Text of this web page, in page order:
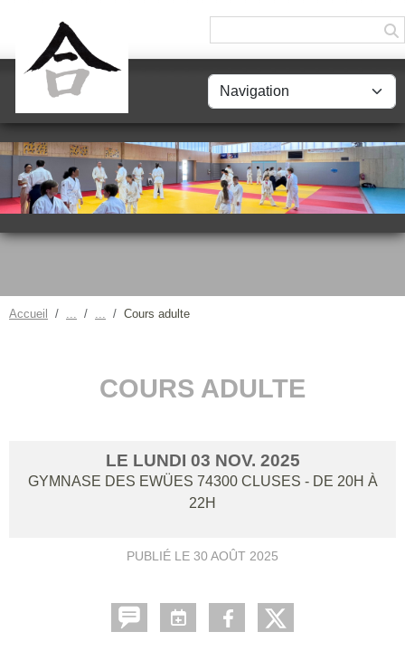
Accueil Cours adulte
COURS ADULTE
LE LUNDI 03 NOV. 2025
GYMNASE DES EWÜES 74300 CLUSES - DE 20H À
22H
PUBLIÉ LE 30 AOÛT 2025